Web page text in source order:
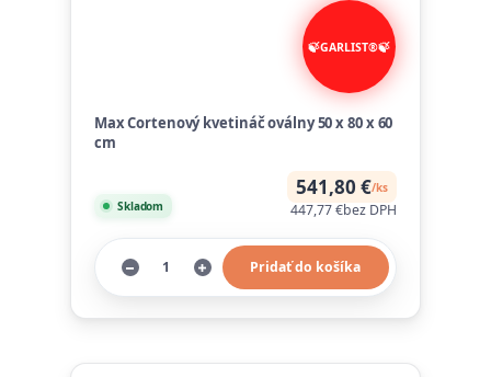
Max Cortenový kvetináč oválny 50 x 80 x 60
cm
541,80 €/ks
447,77 €bez DPH
Skladom
Pridať do košíka